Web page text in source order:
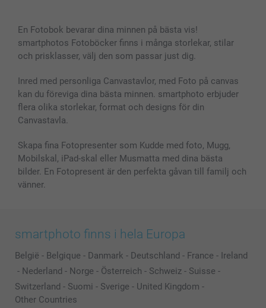
Skal till Mobil & Surfplatta
MyNameBook
Fotoramar & Tillbehör
Presentkort
Alla fotoprodukter
Sitemap
Villkor och garantier
smartbonus
Priser & betalning
En Fotobok bevarar dina minnen på bästa vis!
smartphotos Fotoböcker finns i många storlekar, stilar
och prisklasser, välj den som passar just dig.
Inred med personliga Canvastavlor, med Foto på canvas
kan du föreviga dina bästa minnen. smartphoto erbjuder
flera olika storlekar, format och designs för din
Canvastavla.
Skapa fina Fotopresenter som Kudde med foto, Mugg,
Mobilskal, iPad-skal eller Musmatta med dina bästa
bilder. En Fotopresent är den perfekta gåvan till familj och
vänner.
smartphoto finns i hela Europa
België - Belgique - Danmark - Deutschland - France - Ireland
- Nederland - Norge - Österreich - Schweiz - Suisse -
Switzerland - Suomi - Sverige - United Kingdom -
Other Countries